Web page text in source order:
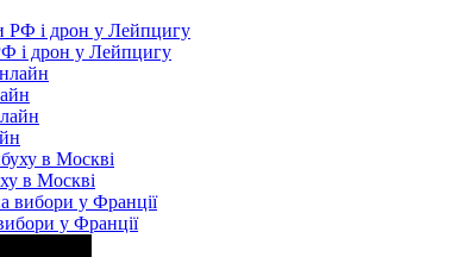
і дрон у Лейпцигу
в Москві
у Франції